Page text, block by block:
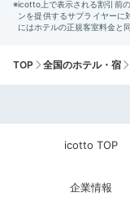
TOP 全国のホテル・宿
icotto TOP
企業情報